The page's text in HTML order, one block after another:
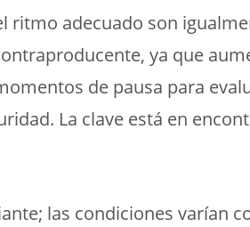
ritmo adecuado son
ya que
de pausa para
La clave está en
las condiciones varían